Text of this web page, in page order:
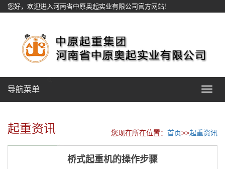
您好，欢迎进入河南省中原奥起实业有限公司官方网站！
Toggle
导航菜单
起重资讯 您现在所在位置： 首页>>起重资讯
桥式起重机的操作步骤